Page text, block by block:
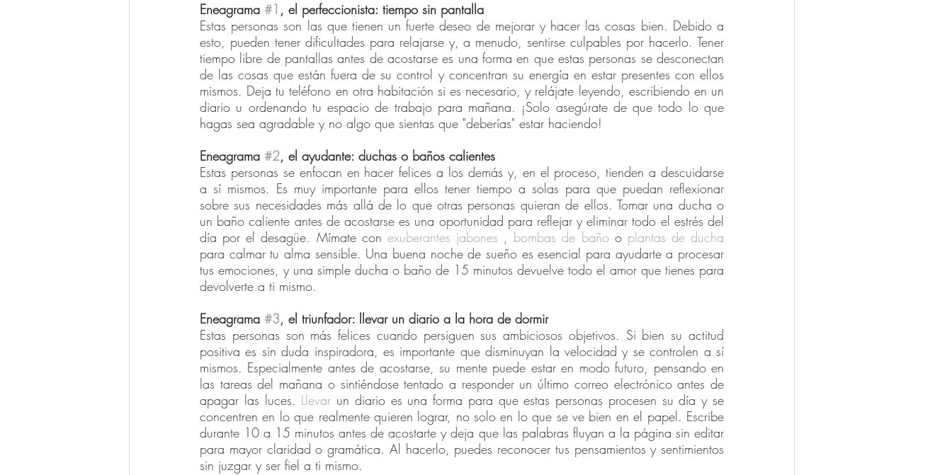
Eneagrama #1 , el perfeccionista: tiempo sin pantalla
Estas personas son las que tienen un fuerte deseo de mejorar y hacer las cosas bien. Debido a
esto, pueden tener dificultades para relajarse y, a menudo, sentirse culpables por hacerlo. Tener
tiempo libre de pantallas antes de acostarse es una forma en que estas personas se desconectan
de las cosas que están fuera de su control y concentran su energía en estar presentes con ellos
mismos. Deja tu teléfono en otra habitación si es necesario, y relájate leyendo, escribiendo en un
diario u ordenando tu espacio de trabajo para mañana. ¡Solo asegúrate de que todo lo que
hagas sea agradable y no algo que sientas que "deberías" estar haciendo!
Eneagrama #2, el ayudante: duchas o baños calientes
Estas personas se enfocan en hacer felices a los demás y, en el proceso, tienden a descuidarse
a sí mismos. Es muy importante para ellos tener tiempo a solas para que puedan reflexionar
sobre sus necesidades más allá de lo que otras personas quieran de ellos. Tomar una ducha o
un baño caliente antes de acostarse es una oportunidad para reflejar y eliminar todo el estrés del
día por el desagüe. Mímate con exuberantes jabones , bombas de baño o plantas de ducha
para calmar tu alma sensible. Una buena noche de sueño es esencial para ayudarte a procesar
tus emociones, y una simple ducha o baño de 15 minutos devuelve todo el amor que tienes para
devolverte a ti mismo.
Eneagrama #3, el triunfador: llevar un diario a la hora de dormir
Estas personas son más felices cuando persiguen sus ambiciosos objetivos. Si bien su actitud
positiva es sin duda inspiradora, es importante que disminuyan la velocidad y se controlen a sí
mismos. Especialmente antes de acostarse, su mente puede estar en modo futuro, pensando en
las tareas del mañana o sintiéndose tentado a responder un último correo electrónico antes de
apagar las luces. Llevar un diario es una forma para que estas personas procesen su día y se
concentren en lo que realmente quieren lograr, no solo en lo que se ve bien en el papel. Escribe
durante 10 a 15 minutos antes de acostarte y deja que las palabras fluyan a la página sin editar
para mayor claridad o gramática. Al hacerlo, puedes reconocer tus pensamientos y sentimientos
sin juzgar y ser fiel a ti mismo.